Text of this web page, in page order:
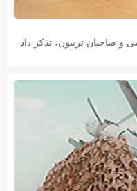
صاحبان تریبون، تذکر داد